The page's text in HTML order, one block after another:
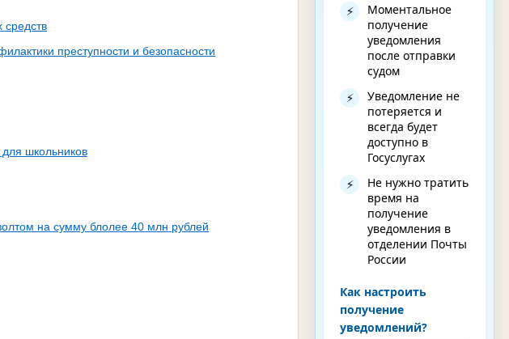
⚡
Моментальное
получение
уведомления
после отправки
судом
⚡
Уведомление не
потеряется и
всегда будет
доступно в
Госуслугах
⚡
Не нужно тратить
время на
получение
уведомления в
отделении Почты
России
Как настроить
получение
уведомлений?
средств
преступности и безопасности
школьников
на сумму блолее 40 млн рублей